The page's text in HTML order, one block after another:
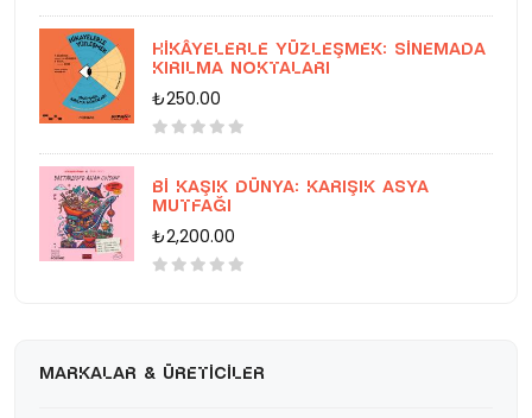
Hikâyelerle Yüzleşmek: Sinemada
Kırılma Noktaları
₺250.00
Bi Kaşık Dünya: Karışık Asya
Mutfağı
₺2,200.00
MARKALAR & ÜRETICILER